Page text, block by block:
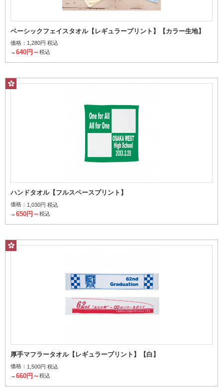
ベーシックフェイスタオル【レギュラープリント】【カラー生地】
価格： 1,280円 税込
→640円～税込
ハンドタオル【フルスペースプリント】
価格： 1,030円 税込
→650円～税込
厚手マフラータオル【レギュラープリント】【白】
価格： 1,500円 税込
→660円～税込